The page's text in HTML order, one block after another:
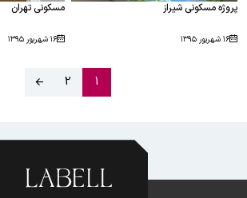
پروژه مسکونی شیراز
۱۶ شهریور ۱۳۹۵
مسکونی تهران
۱۶ شهریور ۱۳۹۵
1
2